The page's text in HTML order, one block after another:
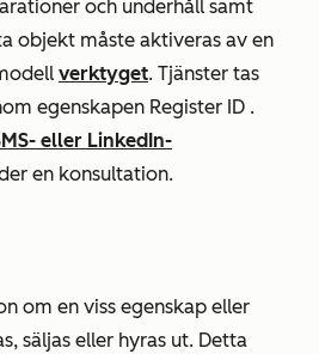
och underhåll samt
objekt måste aktiveras av en
verktyget. Tjänster tas
egenskapen Register ID .
eller LinkedIn-
en konsultation.
om en viss egenskap eller
säljas eller hyras ut. Detta